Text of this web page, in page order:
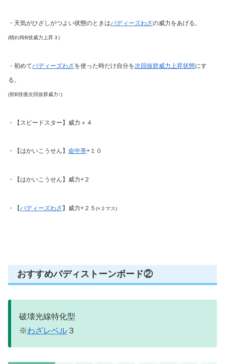
・天気がひざしがつよい状態のときはバディーズわざの威力をあげる。
(晴れ時B技威力上昇３)
・初めてバディーズわざを使った時だけ自分を次回抜群威力上昇状態にす
る。
(初B技後次回抜群威力↑)
・【スピードスター】威力＋４
・【はかいこうせん】 命中率+１０
・【はかいこうせん】威力+２
・【バディーズわざ】威力+２５ (×２マス)
おすすめバディストーンボード②
破壊光線特化型
※わざレベル ３